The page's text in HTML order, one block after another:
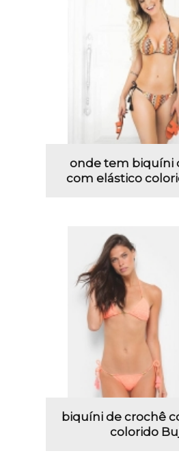
onde tem biquíni
com elástico
biquíni de crochê
colorido